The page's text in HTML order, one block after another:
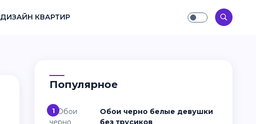
ДИЗАЙН КВАРТИР
Популярное
1
Обои черно белые девушки
без трусиков